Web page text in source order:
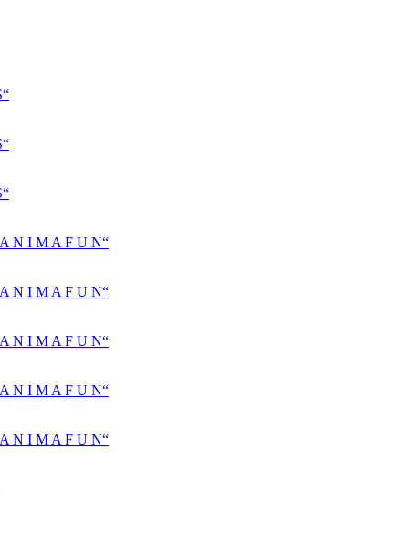
N I M A F U N“
N I M A F U N“
N I M A F U N“
N I M A F U N“
N I M A F U N“